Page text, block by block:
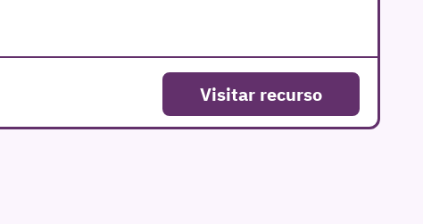
Visitar recurso